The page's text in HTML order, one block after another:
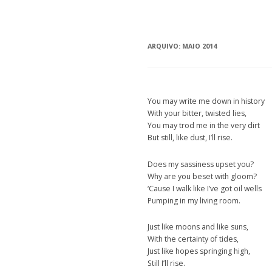
ARQUIVO: MAIO 2014
You may write me down in history
With your bitter, twisted lies,
You may trod me in the very dirt
But still, like dust, I’ll rise.
Does my sassiness upset you?
Why are you beset with gloom?
‘Cause I walk like I’ve got oil wells
Pumping in my living room.
Just like moons and like suns,
With the certainty of tides,
Just like hopes springing high,
Still I’ll rise.